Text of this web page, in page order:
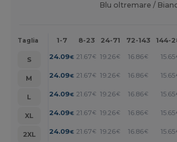
Blu oltremare /
Taglia 1-7 8-23 24-71 72-143 144-
S 24.09€ 21.67€ 19.26€ 16.86€ 15.65
M
24.09€ 21.67€ 19.26€ 16.86€ 15.65
L
24.09€ 21.67€ 19.26€ 16.86€ 15.65
XL
24.09€ 21.67€ 19.26€ 16.86€ 15.65
2XL
24.09€ 21.67€ 19.26€ 16.86€ 15.65